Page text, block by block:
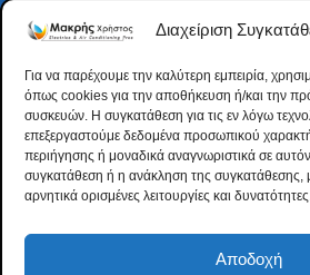
Διαχείριση
Για να παρέχουμε την καλύτερη εμπειρία,
όπως cookies για την αποθήκευση ή/και την
συσκευών. Η συγκατάθεση για τις εν λόγω
επεξεργαστούμε δεδομένα προσωπικού
περιήγησης ή μοναδικά αναγνωριστικά σε
συγκατάθεση ή η ανάκληση της συγκατάθεσης,
αρνητικά ορισμένες λειτουργίες και
Αποδοχή
LOOKING FOR HONEST AND
Best Mechanics
Los
Make An Appointment Today
CALL US NOW
+123 4567